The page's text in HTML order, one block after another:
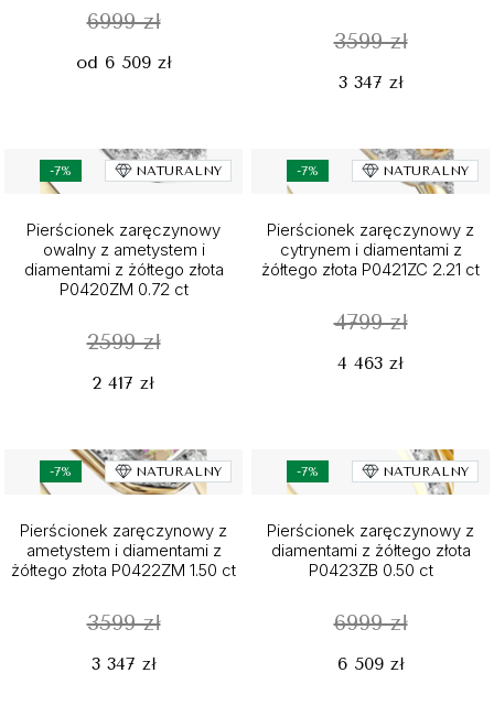
6999 zł
od 6 509 zł
3599 zł
3 347 zł
-7% NATURALNY
Pierścionek zaręczynowy
owalny z ametystem i
diamentami z żółtego złota
P0420ZM 0.72 ct
2599 zł
2 417 zł
-7% NATURALNY
Pierścionek zaręczynowy z
cytrynem i diamentami z
żółtego złota P0421ZC 2.21 ct
4799 zł
4 463 zł
-7% NATURALNY
Pierścionek zaręczynowy z
ametystem i diamentami z
żółtego złota P0422ZM 1.50 ct
3599 zł
3 347 zł
-7% NATURALNY
Pierścionek zaręczynowy z
diamentami z żółtego złota
P0423ZB 0.50 ct
6999 zł
6 509 zł